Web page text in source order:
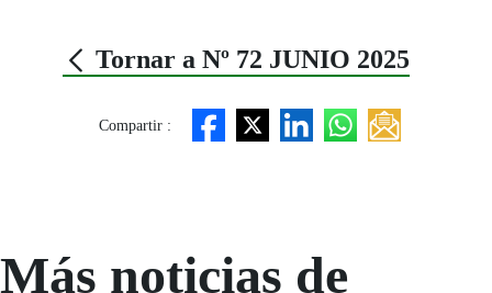
Tornar a Nº 72 JUNIO 2025
Compartir :
Más noticias de